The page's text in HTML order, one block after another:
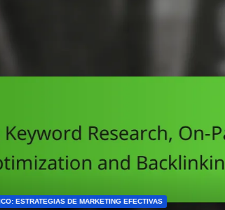
DE PROCESAMIENTO DE PAGOS